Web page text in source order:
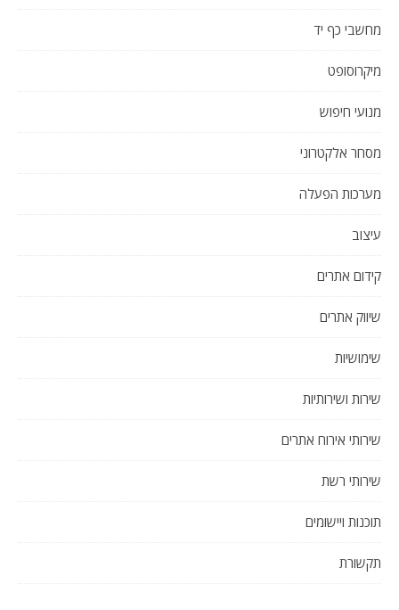
מחשבי כף יד
מיקרוסופט
מנועי חיפוש
מסחר אלקטרוני
מערכות הפעלה
עיצוב
קידום אתרים
שיווק אתרים
שימושיות
שירות ושירותיות
שירותי אירוח אתרים
שירותי רשת
תוכנות ויישומים
תקשורת